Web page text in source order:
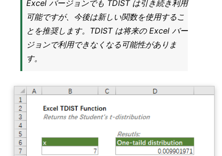
Excel バージョンでも TDIST は引き続き利用
可能ですが、今後は新しい関数を使用するこ
とを推奨します。TDIST は将来の Excel バー
ジョンで利用できなくなる可能性がありま
す。